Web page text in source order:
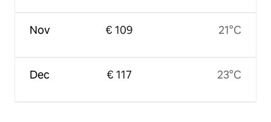
Nov
Dec
€ 109
€ 117
21°C
23°C